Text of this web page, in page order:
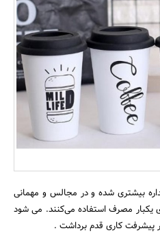
بانک، بیمه و سرمایه
مسکن و ساختمان
بیشتری شده و در مجالس و مهمانی
یکبار مصرف استفاده می‌کنند. می شود
پیشرفت کاری قدم برداشت .